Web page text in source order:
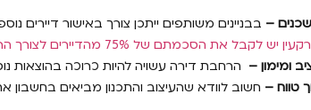
– בבניינים משותפים ייתכן צורך באישור
את הסכמתם של 75% מהדיירים לצורך הרחבת הדירה, נלקח מויקיפדיה )
ומימון – הרחבת דירה עשויה להיות כרוכה בהוצאות
טווח – חשוב לוודא שהעיצוב והתכנון מביאים